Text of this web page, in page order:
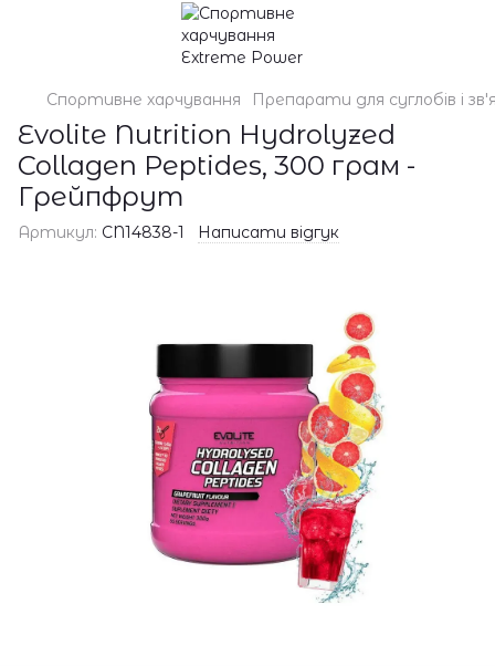
Спортивне харчування Препарати для суглобів і
Evolite Nutrition Hydrolyzed
Collagen Peptides, 300 грам -
Грейпфрут
Артикул: CN14838-1 Написати відгук